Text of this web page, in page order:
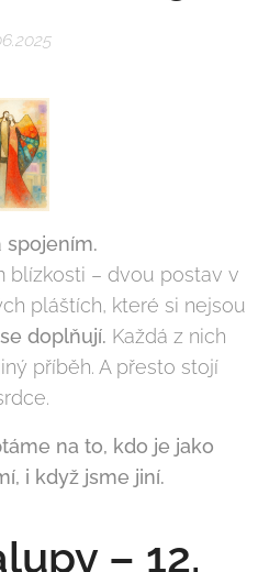
spojením.
blízkosti – dvou postav v
pláštích, které si nejsou
doplňují. Každá z nich
příběh. A přesto stojí
na to, kdo je jako
i když jsme jiní.
– 12.